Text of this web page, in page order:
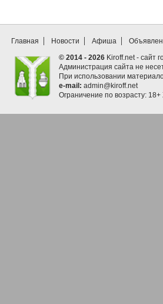
Главная Новости Афиша
© 2014 - 2026 Kiroff.net - сайт
Администрация сайта не
При использовании
e-mail: admin@kiroff.net
Ограничение по возрасту: 18+